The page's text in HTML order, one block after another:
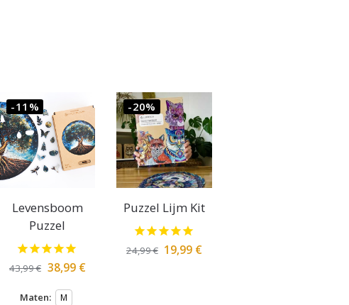
-11%
Levensboom
Puzzel
43,99€ 38,99 €
Maten: M
-20%
Puzzel Lijm Kit
24,99€ 19,99 €